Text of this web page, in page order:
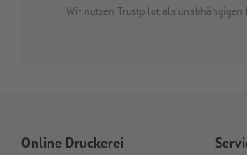
Wir nutzen Trustpilot als
Online Druckerei